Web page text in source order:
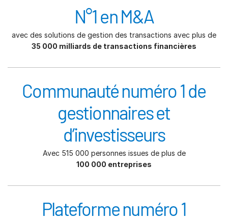
N°1 en M&A
avec des solutions de gestion des transactions avec plus de
35 000 milliards de transactions financières
Communauté numéro 1 de
gestionnaires et
d’investisseurs
Avec 515 000 personnes issues de plus de
100 000 entreprises
Plateforme numéro 1